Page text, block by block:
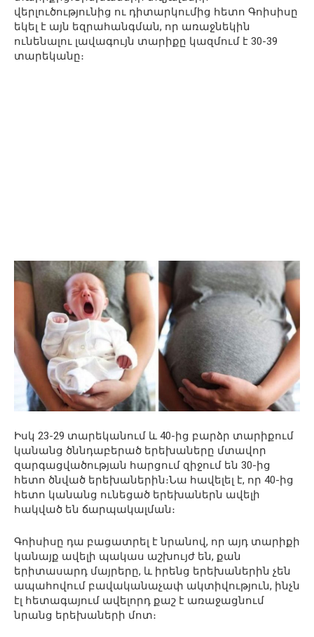
վերլուծությունից ու դիտարկումից հետո Գոիսիսը
եկել է այն եզրահանգման, որ առաջնեկին
ունենալու լավագույն տարիքը կազմում է 30-39
տարեկանը։
Իսկ 23-29 տարեկանում և 40-ից բարձր տարիքում
կանանց ծննդաբերած երեխաները մտավոր
զարգացվածության հարցում զիջում են 30-ից
հետո ծնված երեխաներին։Նա հավելել է, որ 40-ից
հետո կանանց ունեցած երեխաներն ավելի
հակված են ճարպակալման։
Գոիսիսը դա բացատրել է նրանով, որ այդ տարիքի
կանայք ավելի պակաս աշխույժ են, քան
երիտասարդ մայրերը, և իրենց երեխաներին չեն
ապահովում բավականաչափ ակտիվություն, ինչն
էլ հետագայում ավելորդ քաշ է առաջացնում
նրանց երեխաների մոտ։